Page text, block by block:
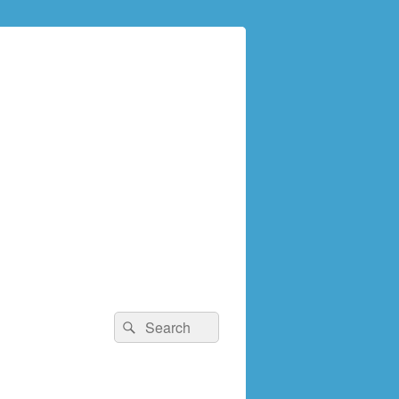
検
索:
検
索